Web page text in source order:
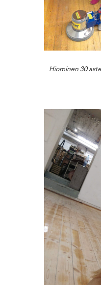
Hiominen 30